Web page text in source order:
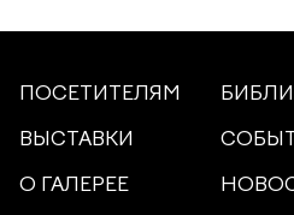
ПОСЕТИТЕЛЯМ
ВЫСТАВКИ
О ГАЛЕРЕЕ